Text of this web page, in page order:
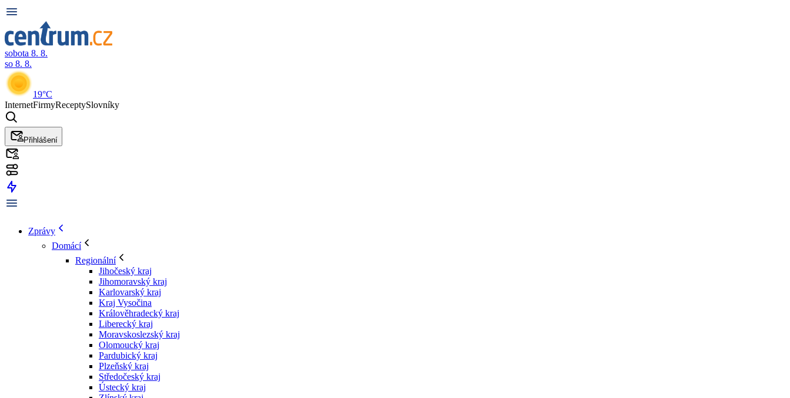
sobota 8. 8.
so 8. 8.
19°C
InternetFirmyReceptySlovníky
Přihlášení
Zprávy
Domácí
Regionální
Jihočeský kraj
Jihomoravský kraj
Karlovarský kraj
Kraj Vysočina
Králověhradecký kraj
Liberecký kraj
Moravskoslezský kraj
Olomoucký kraj
Pardubický kraj
Plzeňský kraj
Středočeský kraj
Ústecký kraj